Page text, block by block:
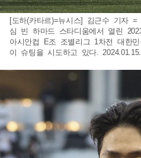
[도하(카타르)=뉴시스] 김근수 기자
심 빈 하마드 스타디움에서 열린
아시안컵 E조 조별리그 1차전 대한
이 슈팅을 시도하고 있다. 2024.01.15.